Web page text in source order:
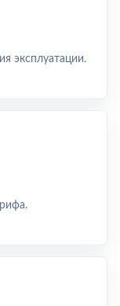
эксплуатации.